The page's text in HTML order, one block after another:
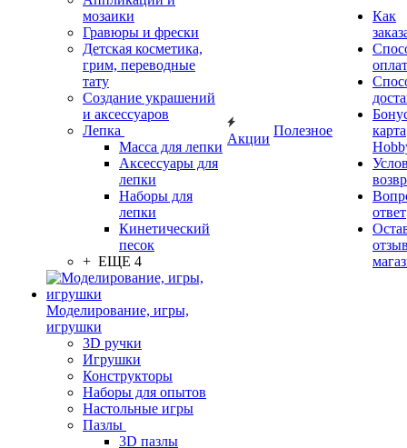
мозаики
Гравюры и фрески
Детская косметика,
грим, переводные
тату
Создание украшений
и аксессуаров
Лепка
Масса для лепки
Аксессуары для
лепки
Наборы для
лепки
Кинетический
песок
+ ЕЩЕ 4
Моделирование, игры,
игрушки
3D ручки
Игрушки
Конструкторы
Наборы для опытов
Настольные игры
Пазлы
3D пазлы
Акции
Полезное
Как
карта
ответ